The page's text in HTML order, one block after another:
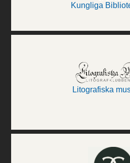
Kungliga
Litografiska